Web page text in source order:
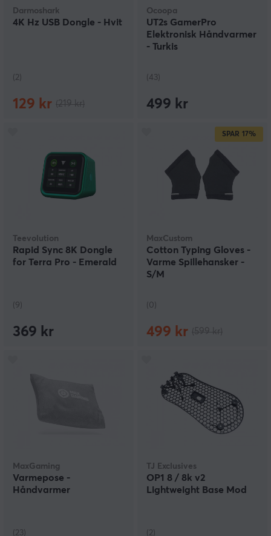
Darmoshark
4K Hz USB Dongle - Hvit
(2)
129 kr
Ocoopa
UT2s GamerPro
Elektronisk Håndvarmer
- Turkis
(43)
499 kr
Teevolution
Rapid Sync 8K Dongle
for Terra Pro - Emerald
(9)
369 kr
SPAR 17%
MaxCustom
Cotton Typing Gloves -
Varme Spillehansker -
S/M
(0)
499 kr
MaxGaming
Varmepose -
Håndvarmer
(23)
TJ Exclusives
OP1 8 / 8k v2
Lightweight Base Mod
(2)